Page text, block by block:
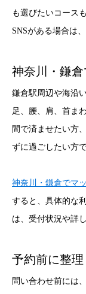
も選びたいコース
SNSがある場合は
神奈川・鎌
鎌倉駅周辺や海沿
足、腰、肩、首ま
間で済ませたい方
ずに過ごしたい方
神奈川・鎌倉でマ
すると、具体的な
は、受付状況や詳
予約前に整
問い合わせ前には